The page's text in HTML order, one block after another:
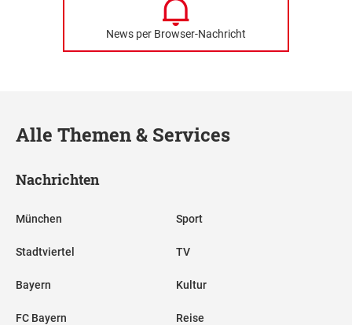
News per Browser-Nachricht
Alle Themen & Services
Nachrichten
München
Stadtviertel
Bayern
FC Bayern
Sport
TV
Kultur
Reise